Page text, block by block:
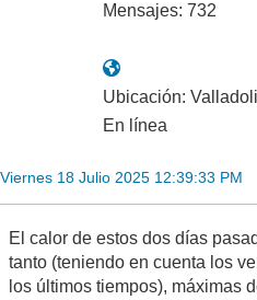
Mensajes: 732
Ubicación:
En línea
Viernes 18 Julio 2025 12:39:33 PM
El calor de estos dos días
tanto (teniendo en cuenta los
los últimos tiempos), máximas